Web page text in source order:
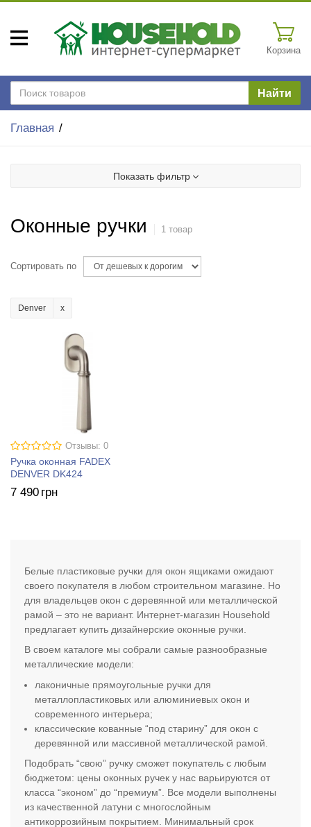
Корзина
Найти
Главная
Показать фильтр
Оконные ручки 1 товар
Сортировать по
Denver
Отзывы: 0
Ручка оконная FADEX
DENVER DK424
7 490 грн
Белые пластиковые ручки для окон ящиками ожидают
своего покупателя в любом строительном магазине. Но
для владельцев окон с деревянной или металлической
рамой – это не вариант. Интернет-магазин Household
предлагает купить дизайнерские оконные ручки.
В своем каталоге мы собрали самые разнообразные
металлические модели:
лаконичные прямоугольные ручки для
металлопластиковых или алюминиевых окон и
современного интерьера;
классические кованные “под старину” для окон с
деревянной или массивной металлической рамой.
Подобрать “свою” ручку сможет покупатель с любым
бюджетом: цены оконных ручек у нас варьируются от
класса “эконом” до “премиум”. Все модели выполнены
из качественной латуни с многослойным
антикоррозийным покрытием. Минимальный срок